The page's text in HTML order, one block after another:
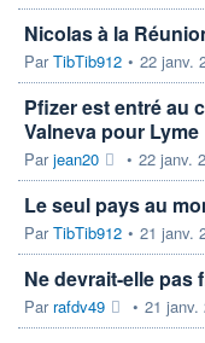
Nicolas à la
ParTibTib912 • 22 janv.
Pfizer est entré au
Valneva pour Lyme
Parjean20 • 22 janv.
Le seul pays au
ParTibTib912 • 21 janv.
Ne devrait-elle pas
Par rafdv49 • 21 janv.